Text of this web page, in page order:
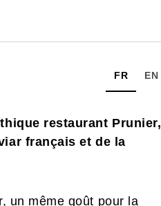
FR EN
restaurant Prunier,
français et de la
un même goût pour la